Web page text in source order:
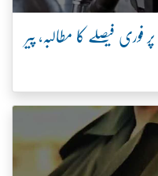
فیصلے کا مطالبہ، پیر